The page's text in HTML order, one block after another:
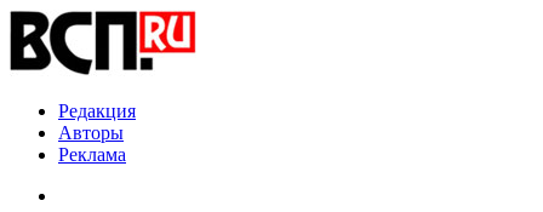
Редакция
Авторы
Реклама